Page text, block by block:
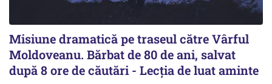
Misiune dramatică pe traseul către Vârful
Moldoveanu. Bărbat de 80 de ani, salvat
după 8 ore de căutări - Lecția de luat aminte